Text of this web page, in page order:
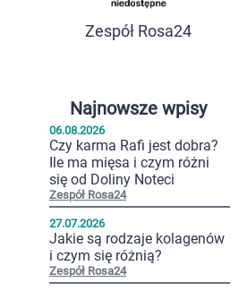
Zespół Rosa24
Najnowsze wpisy
06.08.2026
Czy karma Rafi jest dobra?
Ile ma mięsa i czym różni
się od Doliny Noteci
Zespół Rosa24
27.07.2026
Jakie są rodzaje kolagenów
i czym się różnią?
Zespół Rosa24